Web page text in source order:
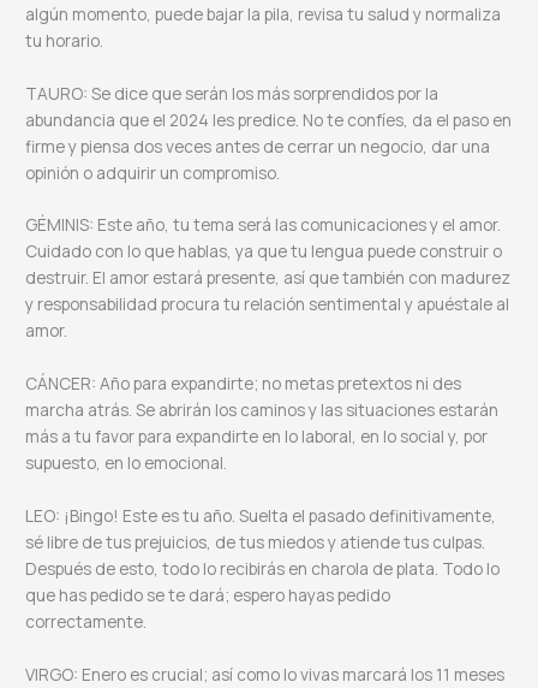
algún momento, puede bajar la pila, revisa tu salud y normaliza
tu horario.
TAURO: Se dice que serán los más sorprendidos por la
abundancia que el 2024 les predice. No te confíes, da el paso en
firme y piensa dos veces antes de cerrar un negocio, dar una
opinión o adquirir un compromiso.
GÉMINIS: Este año, tu tema será las comunicaciones y el amor.
Cuidado con lo que hablas, ya que tu lengua puede construir o
destruir. El amor estará presente, así que también con madurez
y responsabilidad procura tu relación sentimental y apuéstale al
amor.
CÁNCER: Año para expandirte; no metas pretextos ni des
marcha atrás. Se abrirán los caminos y las situaciones estarán
más a tu favor para expandirte en lo laboral, en lo social y, por
supuesto, en lo emocional.
LEO: ¡Bingo! Este es tu año. Suelta el pasado definitivamente,
sé libre de tus prejuicios, de tus miedos y atiende tus culpas.
Después de esto, todo lo recibirás en charola de plata. Todo lo
que has pedido se te dará; espero hayas pedido
correctamente.
VIRGO: Enero es crucial; así como lo vivas marcará los 11 meses